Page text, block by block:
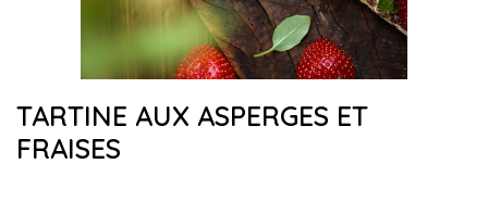
TARTINE AUX ASPERGES ET
FRAISES